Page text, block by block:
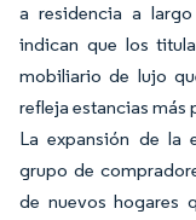
a residencia a
indican que los
mobiliario de lujo
refleja estancias más
La expansión de la
grupo de
de nuevos hogares